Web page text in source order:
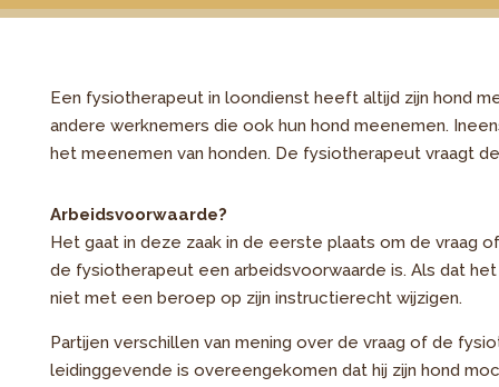
Een fysiotherapeut in loondienst heeft altijd zijn hond
andere werknemers die ook hun hond meenemen.
het meenemen van honden. De fysiotherapeut vraagt
Arbeidsvoorwaarde?
Het gaat in deze zaak in de eerste plaats om de vraag
de fysiotherapeut een arbeidsvoorwaarde is. Als dat
niet met een beroep op zijn instructierecht wijzigen.
Partijen verschillen van mening over de vraag of de
leidinggevende is overeengekomen dat hij zijn hond